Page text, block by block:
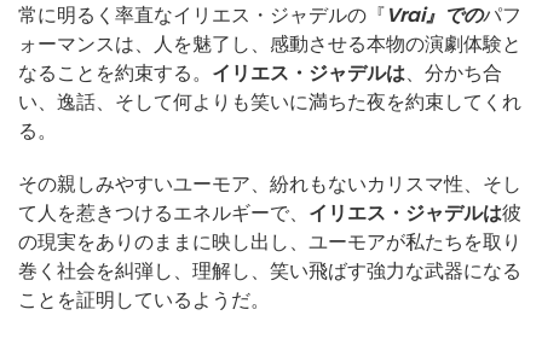
常に明るく率直なイリエス・ジャデルの『Vrai』でのパフ
ォーマンスは、人を魅了し、感動させる本物の演劇体験と
なることを約束する。 イリエス・ジャデルは、分かち合
い、逸話、そして何よりも笑いに満ちた夜を約束してくれ
る。
その親しみやすいユーモア、紛れもないカリスマ性、そし
て人を惹きつけるエネルギーで、 イリエス・ジャデルは彼
の現実をありのままに映し出し、ユーモアが私たちを取り
巻く社会を糾弾し、理解し、笑い飛ばす強力な武器になる
ことを証明しているようだ。